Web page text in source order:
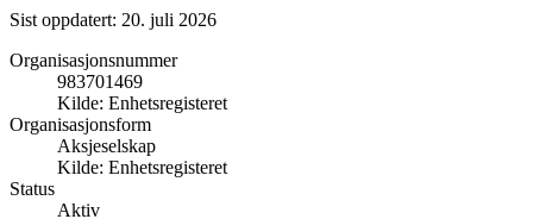
Sist oppdatert: 20. juli 2026
Organisasjonsnummer
983701469
Kilde: Enhetsregisteret
Organisasjonsform
Aksjeselskap
Kilde: Enhetsregisteret
Status
Aktiv